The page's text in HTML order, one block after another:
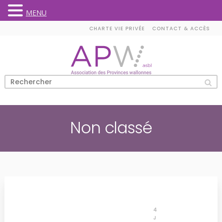
CHARTE VIE PRIVÉE CONTACT & ACCÈS
Non classé
4
J
MENU